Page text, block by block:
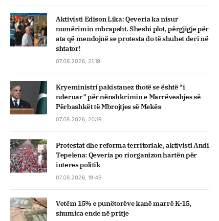
Aktivisti Edison Lika: Qeveria ka nisur
numërimin mbrapsht. Sheshi plot, përgjigje për
ata që mendojnë se protesta do të shuhet deri në
shtator!
07.08.2026, 21:19
Kryeministri pakistanez thotë se është “i
nderuar” për nënshkrimin e Marrëveshjes së
Përbashkët të Mbrojtjes së Mekës
07.08.2026, 20:19
Protestat dhe reforma territoriale, aktivisti Andi
Tepelena: Qeveria po riorganizon hartën për
interes politik
07.08.2026, 19:49
Vetëm 15% e punëtorëve kanë marrë K-15,
shumica ende në pritje